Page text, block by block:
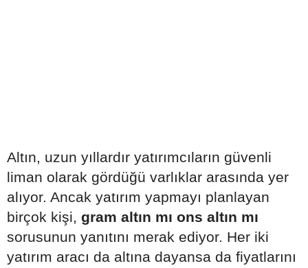
Altın, uzun yıllardır yatırımcıların güvenli
liman olarak gördüğü varlıklar arasında yer
alıyor. Ancak yatırım yapmayı planlayan
birçok kişi, gram altın mı ons altın mı
sorusunun yanıtını merak ediyor. Her iki
yatırım aracı da altına dayansa da fiyatlarını